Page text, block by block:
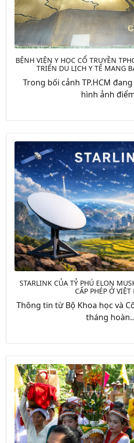
BỆNH VIỆN Y HỌC CỔ TRUYỀN
TRIỂN DU LỊCH Y TẾ MANG
Trong bối cảnh TP.HCM
hình ảnh
STARLINK CỦA TỶ PHÚ ELON
CẤP PHÉP Ở
Thông tin từ Bộ Khoa học và
tháng